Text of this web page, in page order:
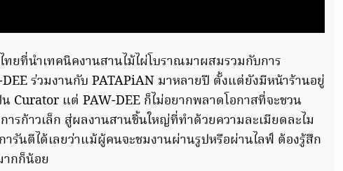
ยที่นำเทคนิคงานสานไม้ไผ่โบราณมาผสมรวมกับการ
ร่วมงานกับ PATAPiAN มาหลายปี ตั้งแต่ยังมีหน้าร้านอยู่
Curator แต่ PAW-DEE ก็ไม่อยากพลาดโอกาสที่จะชวน
รก้าวเล็ก สู่ผลงานสานชิ้นใหญ่ที่ทำด้วยความละเมียดละไม
ารันตีได้เลยว่าแม้ผู้คนจะชมงานผ่านรูปหรือผ่านไลฟ์ ต้องรู้สึก
ากก็น้อย